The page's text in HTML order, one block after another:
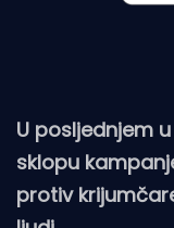
U posljednjem
sklopu
protiv